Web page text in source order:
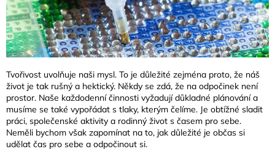
Tvořivost uvolňuje naši mysl. To je důležité zejména proto, že náš
život je tak rušný a hektický. Někdy se zdá, že na odpočinek není
prostor. Naše každodenní činnosti vyžadují důkladné plánování a
musíme se také vypořádat s tlaky, kterým čelíme. Je obtížné sladit
práci, společenské aktivity a rodinný život s časem pro sebe.
Neměli bychom však zapomínat na to, jak důležité je občas si
udělat čas pro sebe a odpočinout si.